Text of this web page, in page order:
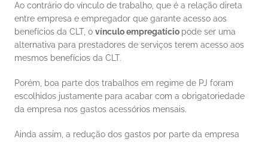
Ao contrário do vínculo de trabalho, que é a relação direta
entre empresa e empregador que garante acesso aos
benefícios da CLT, o vínculo empregatício pode ser uma
alternativa para prestadores de serviços terem acesso aos
mesmos benefícios da CLT.
Porém, boa parte dos trabalhos em regime de PJ foram
escolhidos justamente para acabar com a obrigatoriedade
da empresa nos gastos acessórios mensais.
Ainda assim, a redução dos gastos por parte da empresa